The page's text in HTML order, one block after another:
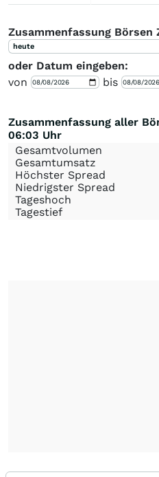
Zusammenfassung Börsen
heute
oder Datum eingeben:
von
bis
Zusammenfassung aller
06:03 Uhr
Gesamtvolumen
Gesamtumsatz
Höchster Spread
Niedrigster Spread
Tageshoch
Tagestief